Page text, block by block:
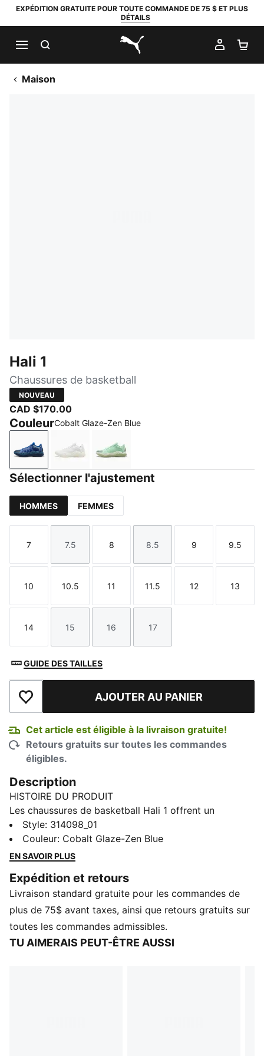
EXPÉDITION GRATUITE POUR TOUTE COMMANDE DE 75 $ ET PLUS
DÉTAILS
PUMA.com
MON
Maison
Hali 1
Chaussures de basketball
NOUVEAU
CAD $170.00
CouleurCobalt Glaze-Zen Blue
Cobalt Glaze-Zen Blue
PUMA White-Vibrant Silver
Fresh Mint-Green Moon
Sélectionner l'ajustement
HOMMES FEMMES
Taille
7
Taille
7.5
Taille
8
Taille
8.5
Taille
9
Taille
9.5
Taille
10
Taille
10.5
Taille
11
Taille
11.5
Taille
12
Taille
13
Taille
14
Taille
15
Taille
16
Taille
17
GUIDE DES TAILLES
Ajouter à la liste de souhaits
AJOUTER AU PANIER
Cet article est éligible à la livraison gratuite!
Retours gratuits sur toutes les commandes
éligibles.
Description
HISTOIRE DU PRODUIT
Les chaussures de basketball Hali 1 offrent un
excellent rebond et une adhérence optimale sur le
terrain, pour des changements de direction fluides et
des réceptions en douceur. Une tige en maille
l'amorti t’aide à tenir jusqu'au coup de sifflet final.
CARACTÉRISTIQUES ET AVANTAGES
La tige de ces chaussures est composée d'au moins
30 % de matériaux recyclés
DÉTAILS
Style: 314098_01
Couleur: Cobalt Glaze-Zen Blue
EN SAVOIR PLUS
Expédition et retours
Livraison standard gratuite pour les commandes de
plus de 75$ avant taxes, ainsi que retours gratuits sur
toutes les commandes admissibles.
TU AIMERAIS PEUT-ÊTRE AUSSI